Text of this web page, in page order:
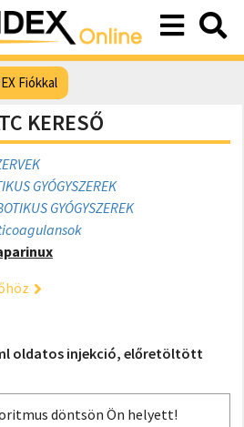
Fiókkal
KERESŐ
GYÓGYSZEREK
GYÓGYSZEREK
ml oldatos injekció, előretöltött
döntsön Ön helyett!